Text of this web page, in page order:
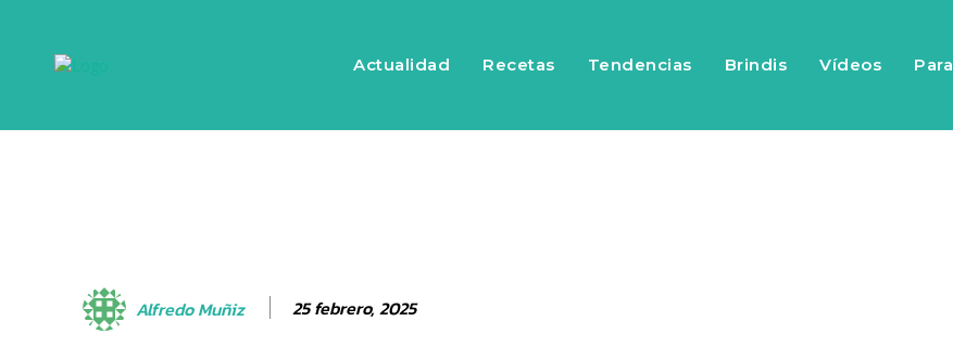
Actualidad Recetas Tendencias Brindis Vídeos
Alfredo Muñiz 25 febrero, 2025